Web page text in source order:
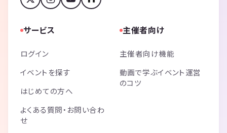
サービス
ログイン
イベントを探す
はじめての方へ
よくある質問・お問い合わ
せ
主催者向け
主催者向け機能
動画で学ぶイベント運営
のコツ